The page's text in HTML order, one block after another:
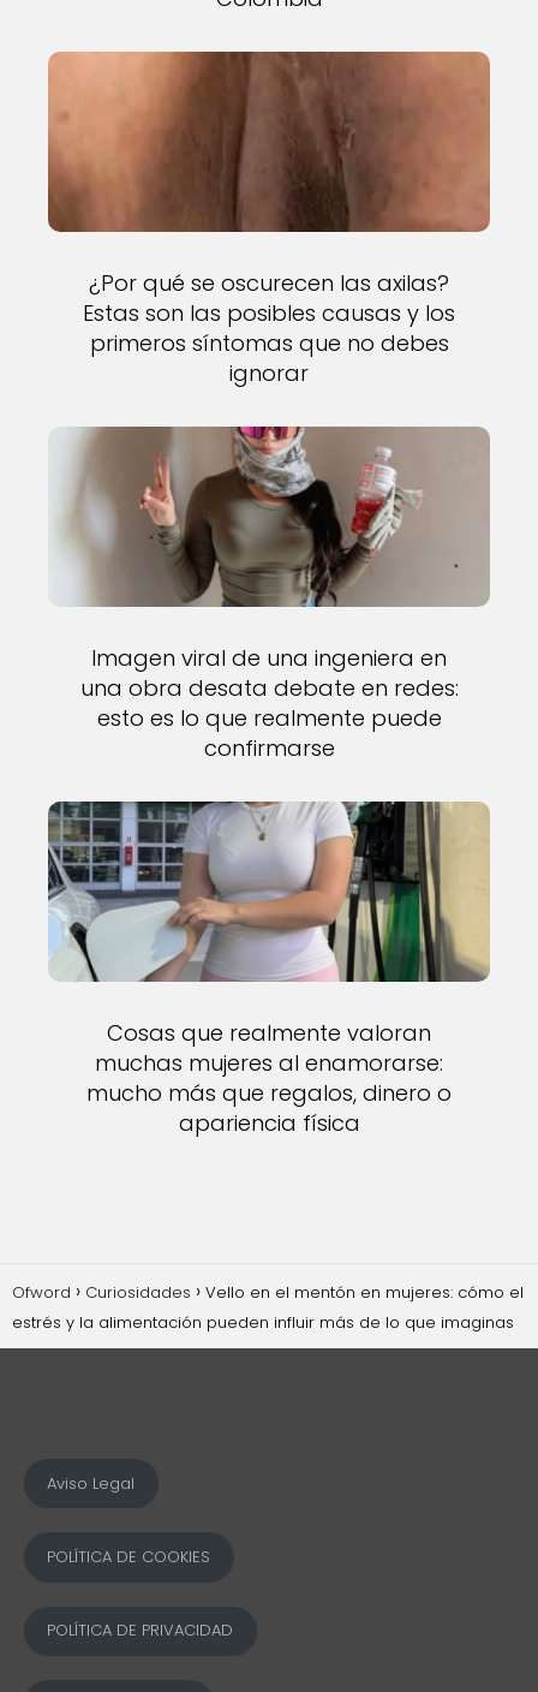
¿Por qué se oscurecen las axilas?
Estas son las posibles causas y los
primeros síntomas que no debes
ignorar
Imagen viral de una ingeniera en
una obra desata debate en redes:
esto es lo que realmente puede
confirmarse
Cosas que realmente valoran
muchas mujeres al enamorarse:
mucho más que regalos, dinero o
apariencia física
Ofword Curiosidades
Vello en el mentón en mujeres: cómo el
estrés y la alimentación pueden influir más de lo que imaginas
Aviso Legal
POLÍTICA DE COOKIES
POLÍTICA DE PRIVACIDAD